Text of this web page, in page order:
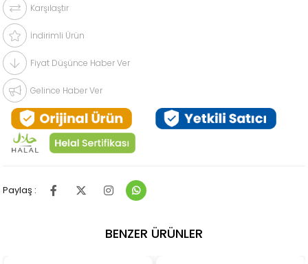
Karşılaştır
İndirimli Ürün
Fiyat Düşünce Haber Ver
Gelince Haber Ver
Paylaş :
BENZER ÜRÜNLER